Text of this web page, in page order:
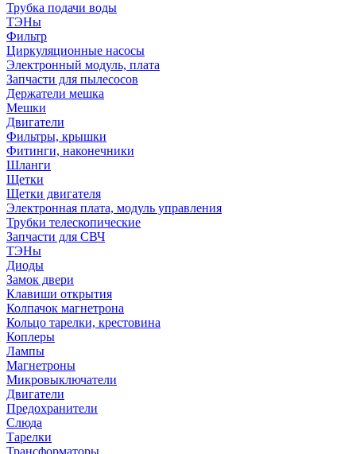
Трубка подачи воды
ТЭНы
Фильтр
Циркуляционные насосы
Электронный модуль, плата
Запчасти для пылесосов
Держатели мешка
Мешки
Двигатели
Фильтры, крышки
Фитинги, наконечники
Шланги
Щетки
Щетки двигателя
Электронная плата, модуль управления
Трубки телескопические
Запчасти для СВЧ
ТЭНы
Диоды
Замок двери
Клавиши открытия
Колпачок магнетрона
Кольцо тарелки, крестовина
Коплеры
Лампы
Магнетроны
Микровыключатели
Двигатели
Предохранители
Слюда
Тарелки
Трансформаторы